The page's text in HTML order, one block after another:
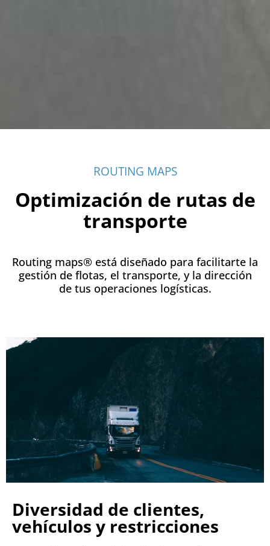
ROUTING MAPS
Optimización de rutas de
transporte
Routing maps® está diseñado para facilitarte la
gestión de flotas, el transporte, y la dirección
de tus operaciones logísticas.
Diversidad de clientes,
vehículos y restricciones